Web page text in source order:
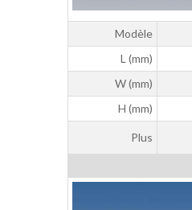
Modèle
L (mm)
W (mm)
H (mm)
Plus